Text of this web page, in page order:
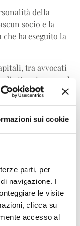
sui cookie
parti, per
navigazione. I
le visite
clicca su
accesso al
della
socio e la
ha eseguito la
tra avvocati
attenzione per le
del network
dove
l’ingresso
nella struttura
di
quella forense e
di capitali.